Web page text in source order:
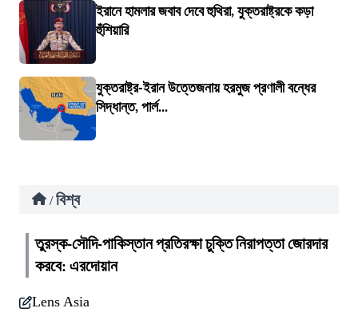
ইরানে হামলার জবাব দেবে হুথিরা, যুক্তরাষ্ট্রকে কড়া
হুঁশিয়ারি
যুক্তরাষ্ট্র-ইরান উত্তেজনায় হরমুজ প্রণালী বন্ধের
সিদ্ধান্ত, পার্ল...
/ বিশ্ব
তুরস্ক-সৌদি-পাকিস্তান প্রতিরক্ষা চুক্তি নিরাপত্তা জোরদার
করবে: এরদোয়ান
Lens Asia